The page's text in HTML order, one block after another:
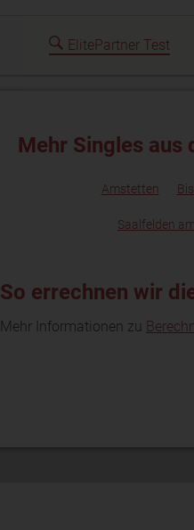
ElitePartner Test
Mehr Singles aus
Amstetten
Saalfelden
So errechnen wir
Mehr Informationen zu